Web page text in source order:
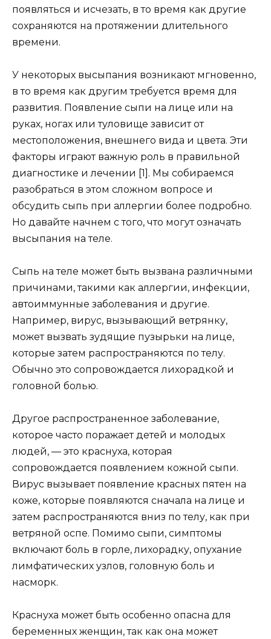
появляться и исчезать, в то время как другие
сохраняются на протяжении длительного
времени.
У некоторых высыпания возникают мгновенно,
в то время как другим требуется время для
развития. Появление сыпи на лице или на
руках, ногах или туловище зависит от
местоположения, внешнего вида и цвета. Эти
факторы играют важную роль в правильной
диагностике и лечении [1]. Мы собираемся
разобраться в этом сложном вопросе и
обсудить сыпь при аллергии более подробно.
Но давайте начнем с того, что могут означать
высыпания на теле.
Сыпь на теле может быть вызвана различными
причинами, такими как аллергии, инфекции,
автоиммунные заболевания и другие.
Например, вирус, вызывающий ветрянку,
может вызвать зудящие пузырьки на лице,
которые затем распространяются по телу.
Обычно это сопровождается лихорадкой и
головной болью.
Другое распространенное заболевание,
которое часто поражает детей и молодых
людей, — это краснуха, которая
сопровождается появлением кожной сыпи.
Вирус вызывает появление красных пятен на
коже, которые появляются сначала на лице и
затем распространяются вниз по телу, как при
ветряной оспе. Помимо сыпи, симптомы
включают боль в горле, лихорадку, опухание
лимфатических узлов, головную боль и
насморк.
Краснуха может быть особенно опасна для
беременных женщин, так как она может